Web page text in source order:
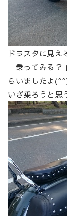
ドラスタに見え
「乗ってみる
らいましたよ
いざ乗ろうと思